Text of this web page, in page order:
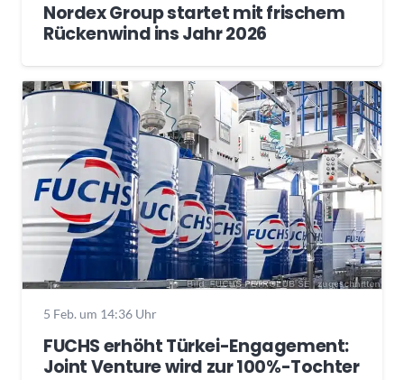
Nordex Group startet mit frischem
Rückenwind ins Jahr 2026
5 Feb. um 14:36 Uhr
FUCHS erhöht Türkei-Engagement:
Joint Venture wird zur 100%-Tochter